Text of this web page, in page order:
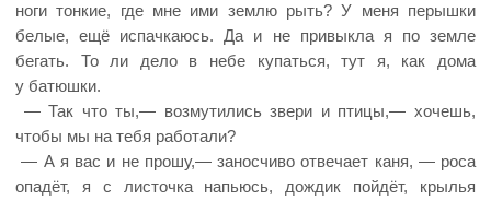
ноги тонкие, где мне ими землю рыть? У меня перышки
белые, ещё испачкаюсь. Да и не привыкла я по земле
бегать. То ли дело в небе купаться, тут я, как дома
у батюшки.
— Так что ты,— возмутились звери и птицы,— хочешь,
чтобы мы на тебя работали?
— А я вас и не прошу,— заносчиво отвечает каня, — роса
опадёт, я с листочка напьюсь, дождик пойдёт, крылья